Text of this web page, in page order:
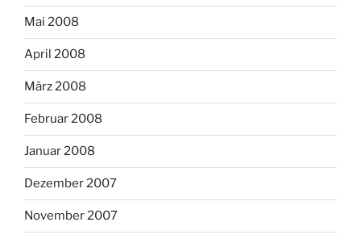
Mai 2008
April 2008
März 2008
Februar 2008
Januar 2008
Dezember 2007
November 2007